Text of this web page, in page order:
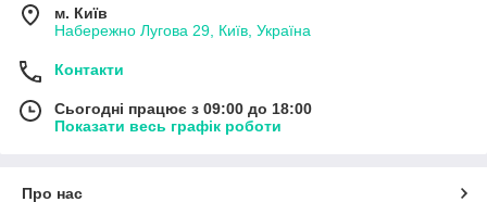
м. Київ
Набережно Лугова 29, Київ, Україна
Контакти
Сьогодні працює з 09:00 до 18:00
Показати весь графік роботи
Про нас